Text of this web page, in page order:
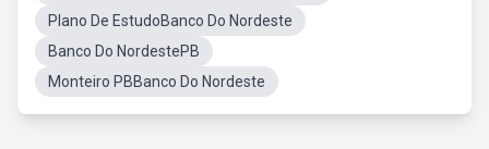
Plano De EstudoBanco Do Nordeste
Banco Do NordestePB
Monteiro PBBanco Do Nordeste